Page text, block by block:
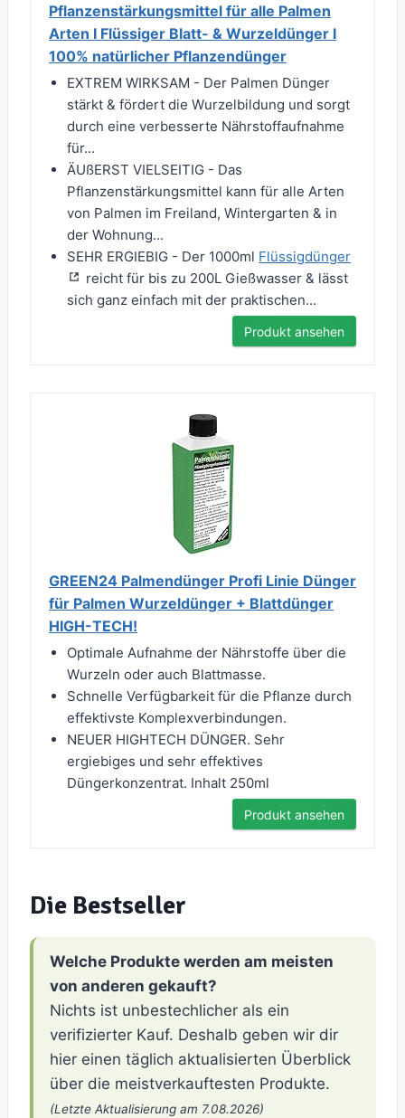
Pflanzenstärkungsmittel für alle Palmen
Arten I Flüssiger Blatt- & Wurzeldünger I
100% natürlicher Pflanzendünger
EXTREM WIRKSAM - Der Palmen Dünger
stärkt & fördert die Wurzelbildung und sorgt
durch eine verbesserte Nährstoffaufnahme
für...
ÄUßERST VIELSEITIG - Das
Pflanzenstärkungsmittel kann für alle Arten
von Palmen im Freiland, Wintergarten & in
der Wohnung...
SEHR ERGIEBIG - Der 1000ml Flüssigdünger
reicht für bis zu 200L Gießwasser & lässt
sich ganz einfach mit der praktischen...
Produkt ansehen
GREEN24 Palmendünger Profi Linie Dünger
für Palmen Wurzeldünger + Blattdünger
HIGH-TECH!
Optimale Aufnahme der Nährstoffe über die
Wurzeln oder auch Blattmasse.
Schnelle Verfügbarkeit für die Pflanze durch
effektivste Komplexverbindungen.
NEUER HIGHTECH DÜNGER. Sehr
ergiebiges und sehr effektives
Düngerkonzentrat. Inhalt 250ml
Produkt ansehen
Die Bestseller
Welche Produkte werden am meisten
von anderen gekauft?
Nichts ist unbestechlicher als ein
verifizierter Kauf. Deshalb geben wir dir
hier einen täglich aktualisierten Überblick
über die meistverkauftesten Produkte.
(Letzte Aktualisierung am 7.08.2026)